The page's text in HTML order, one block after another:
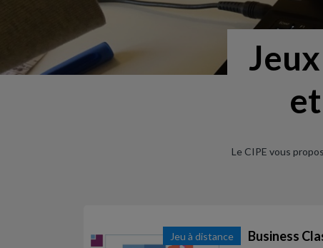
Le CIPE vous
Jeu à distance Business